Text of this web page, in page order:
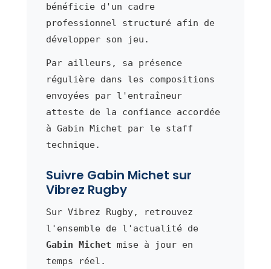
bénéficie d'un cadre
professionnel structuré afin de
développer son jeu.
Par ailleurs, sa présence
régulière dans les compositions
envoyées par l'entraîneur
atteste de la confiance accordée
à Gabin Michet par le staff
technique.
Suivre Gabin Michet sur
Vibrez Rugby
Sur Vibrez Rugby, retrouvez
l'ensemble de l'actualité de
Gabin Michet mise à jour en
temps réel.